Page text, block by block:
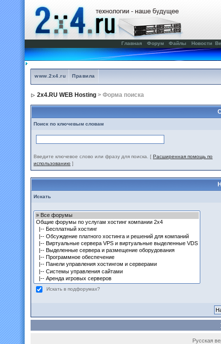
Главная Форум Файлы Новости
www.2x4.ru Правила
2x4.RU WEB Hosting > Форма поиска
Поиск по ключевым словам
Введите ключевое слово или фразу для поиска. [ Расширенная помощь по
использованию ]
Искать
Искать в подфорумах?
Русская